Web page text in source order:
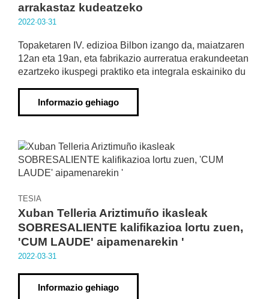
arrakastaz kudeatzeko
2022·03·31
Topaketaren IV. edizioa Bilbon izango da, maiatzaren
12an eta 19an, eta fabrikazio aurreratua erakundeetan
ezartzeko ikuspegi praktiko eta integrala eskainiko du
Informazio gehiago
TESIA
Xuban Telleria Ariztimuño ikasleak
SOBRESALIENTE kalifikazioa lortu zuen,
'CUM LAUDE' aipamenarekin '
2022·03·31
Informazio gehiago